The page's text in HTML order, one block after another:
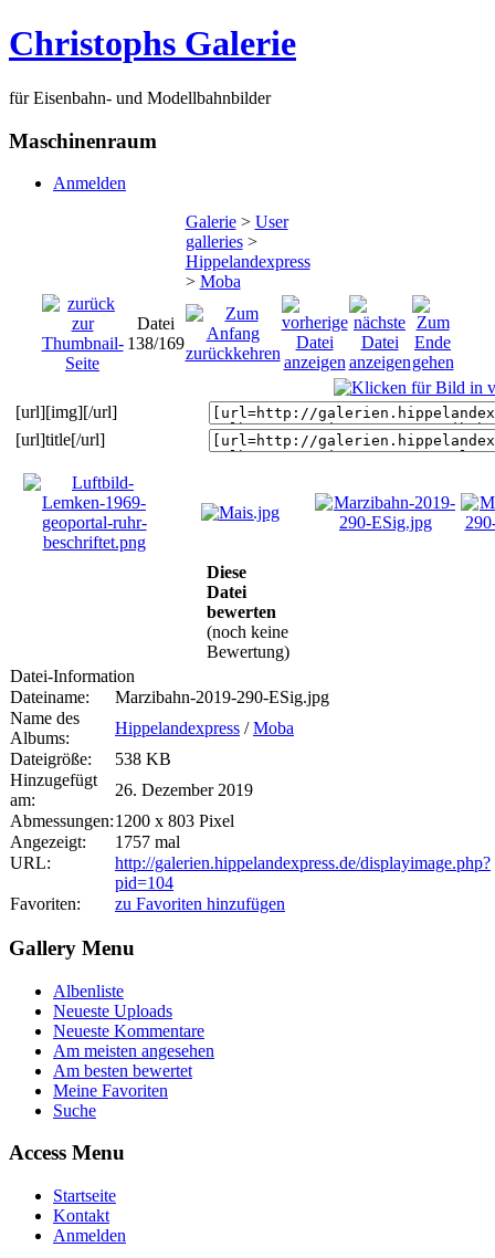
Christophs Galerie
für Eisenbahn- und Modellbahnbilder
Maschinenraum
Anmelden
Galerie> User
galleries>
Hippelandexpress
> Moba
Datei
138/169
[url][img][/url]
[url]title[/url]
Diese
Datei
bewerten
(noch keine
Bewertung)
Datei-Information
Dateiname:
Marzibahn-2019-290-ESig.jpg
Name des
Albums:
Hippelandexpress /Moba
Dateigröße:
538 KB
Hinzugefügt
am:
26. Dezember 2019
Abmessungen:1200 x 803 Pixel
Angezeigt:
1757 mal
URL:
http://galerien.hippelandexpress.de/displayimage.php?
pid=104
Favoriten:
zu Favoriten hinzufügen
Gallery Menu
Albenliste
Neueste Uploads
Neueste Kommentare
Am meisten angesehen
Am besten bewertet
Meine Favoriten
Suche
Access Menu
Startseite
Kontakt
Anmelden